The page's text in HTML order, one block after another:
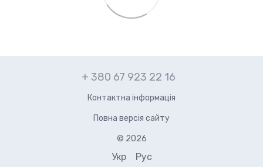
+ 380 67 923 22 16
Контактна інформація
Повна версія сайту
© 2026
Укр Рус